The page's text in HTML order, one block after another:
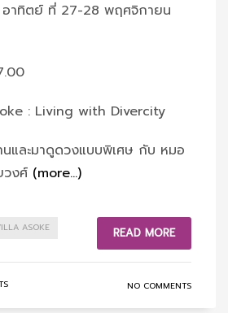
าทิตย์ ที่ 27-28 พฤศจิกายน
: Living with Divercity
และมาดูดวงแบบพิเศษ กับ หมอ
งศ์ (more…)
ASOKE READ MORE
NO COMMENTS